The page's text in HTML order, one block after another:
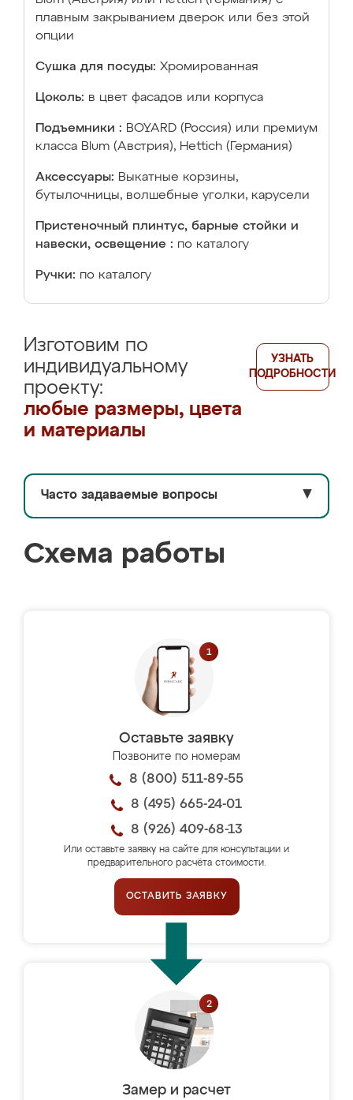
плавным закрыванием дверок или без этой
опции
Сушка для посуды: Хромированная
Цоколь: в цвет фасадов или корпуса
Подъемники : BOYARD (Россия) или премиум
класса Blum (Австрия), Hettich (Германия)
Аксессуары: Выкатные корзины,
бутылочницы, волшебные уголки, карусели
Пристеночный плинтус, барные стойки и
навески, освещение : по каталогу
Ручки: по каталогу
Изготовим по
индивидуальному
проекту:
любые размеры, цвета
и материалы
УЗНАТЬ
ПОДРОБНОСТИ
Часто задаваемые вопросы ▼
Схема работы
Оставьте заявку
Позвоните по номерам
8 (800) 511-89-55
8 (495) 665-24-01
8 (926) 409-68-13
Или оставьте заявку на сайте для консультации и
предварительного расчёта стоимости.
ОСТАВИТЬ ЗАЯВКУ
Замер и расчет